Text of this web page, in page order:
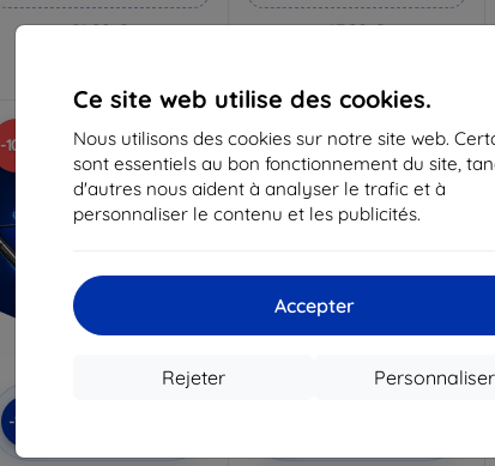
Ce site web utilise des cookies.
Nous utilisons des cookies sur notre site web.
sont essentiels au bon fonctionnement du site,
d'autres nous aident à analyser le trafic et à
personnaliser le contenu et les publicités.
Accepter
Personnaliser
Rejeter
21,90 €
En stock 3 pièces
17,90 €
En stock > 5 pièces
-10%
-10%
-10%